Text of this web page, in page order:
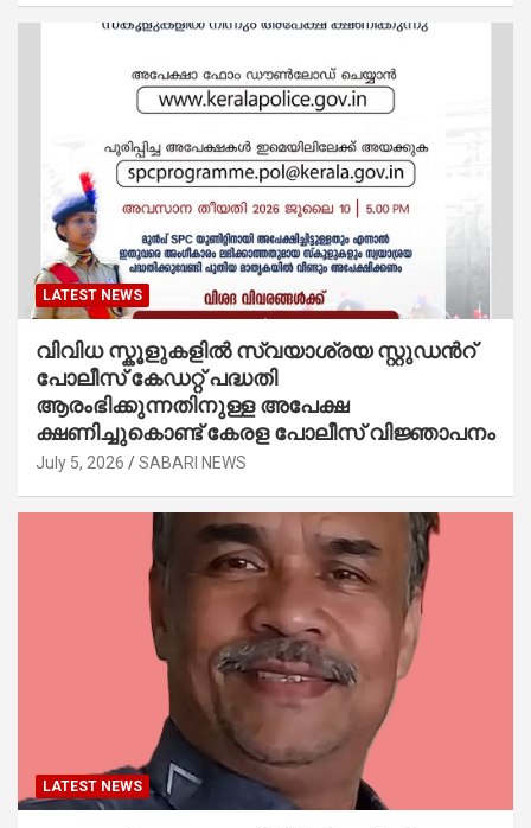
LATEST NEWS
വിവിധ സ്കൂളുകളില്‍ സ്വയാശ്രയ സ്റ്റുഡന്‍റ്
പോലീസ് കേഡറ്റ് പദ്ധതി
ആരംഭിക്കുന്നതിനുള്ള അപേക്ഷ
ക്ഷണിച്ചുകൊണ്ട് കേരള പോലീസ് വിജ്ഞാപനം
July 5, 2026 SABARI NEWS
LATEST NEWS